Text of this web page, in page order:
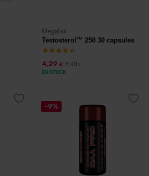
Megabol
Testosterol™ 250 30 capsules
4,29 € 6,90€
EN STOCK
-9%